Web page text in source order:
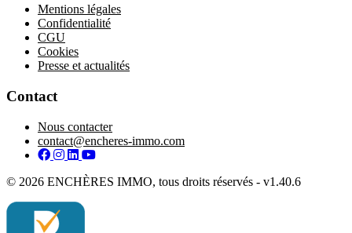
Mentions légales
Confidentialité
CGU
Cookies
Presse et actualités
Contact
Nous contacter
contact@encheres-immo.com
Facebook
Instagram
LinkedIn
YouTube
© 2026 ENCHÈRES IMMO, tous droits réservés - v1.40.6